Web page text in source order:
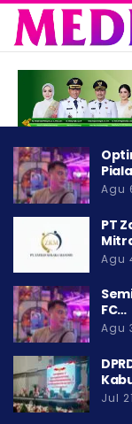
Agu
PT
Agu
FC…
Agu
Jul